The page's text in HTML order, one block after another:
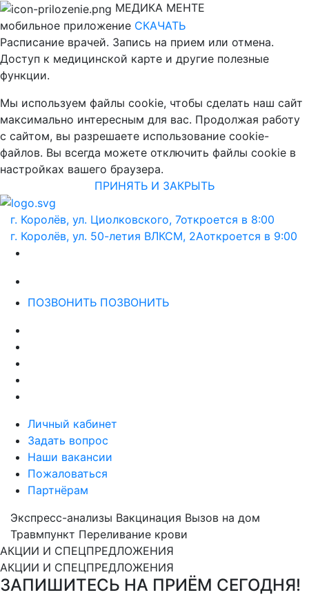
МЕДИКА МЕНТЕ
мобильное приложение СКАЧАТЬ
Расписание врачей. Запись на прием или отмена.
Доступ к медицинской карте и другие полезные
функции.
Мы используем файлы cookie, чтобы сделать наш сайт
максимально интересным для вас. Продолжая работу
с сайтом, вы разрешаете использование cookie-
файлов. Вы всегда можете отключить файлы cookie в
настройках вашего браузера.
ПРИНЯТЬ И ЗАКРЫТЬ
г. Королёв, ул. Циолковского, 7откроется в 8:00
г. Королёв, ул. 50-летия ВЛКСМ, 2Аоткроется в 9:00
ПОЗВОНИТЬ ПОЗВОНИТЬ
Личный кабинет
Задать вопрос
Наши вакансии
Пожаловаться
Партнёрам
Экспресс-анализы Вакцинация Вызов на дом
Травмпункт Переливание крови
АКЦИИ И СПЕЦПРЕДЛОЖЕНИЯ
АКЦИИ И СПЕЦПРЕДЛОЖЕНИЯ
ЗАПИШИТЕСЬ НА ПРИЁМ СЕГОДНЯ!